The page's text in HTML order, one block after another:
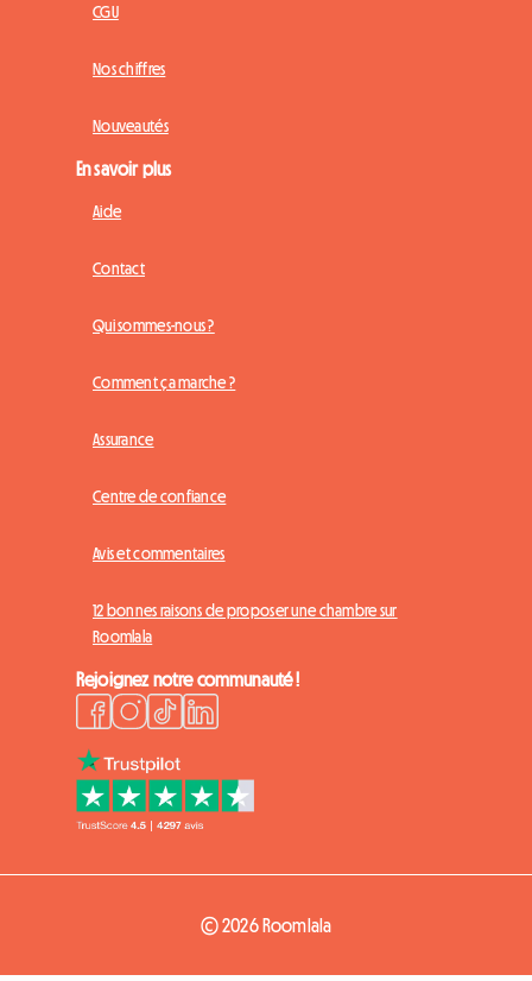
CGU
Nos chiffres
Nouveautés
En savoir plus
Aide
Contact
Qui sommes-nous ?
Comment ça marche ?
Assurance
Centre de confiance
Avis et commentaires
12 bonnes raisons de proposer une chambre sur
Roomlala
Rejoignez notre communauté !
© 2026 Roomlala